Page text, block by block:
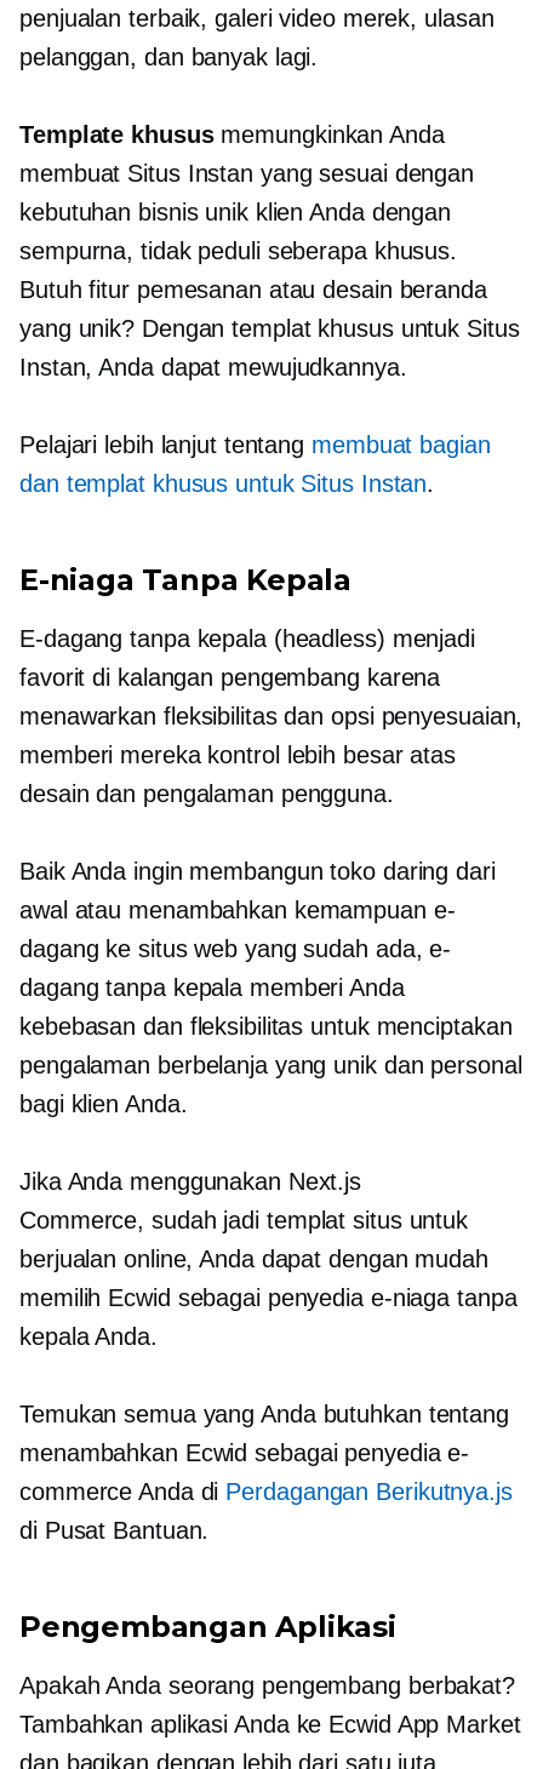
penjualan terbaik, galeri video merek, ulasan
pelanggan, dan banyak lagi.
Template khususmemungkinkan Anda
membuat Situs Instan yang sesuai dengan
kebutuhan bisnis unik klien Anda dengan
sempurna, tidak peduli seberapa khusus.
Butuh fitur pemesanan atau desain beranda
yang unik? Dengan templat khusus untuk Situs
Instan, Anda dapat mewujudkannya.
Pelajari lebih lanjut tentang membuat bagian
dan templat khusus untuk Situs Instan.
E-niaga Tanpa Kepala
E-dagang tanpa kepala (headless) menjadi
favorit di kalangan pengembang karena
menawarkan fleksibilitas dan opsi penyesuaian,
memberi mereka kontrol lebih besar atas
desain dan pengalaman pengguna.
Baik Anda ingin membangun toko daring dari
awal atau menambahkan kemampuan e-
dagang ke situs web yang sudah ada, e-
dagang tanpa kepala memberi Anda
kebebasan dan fleksibilitas untuk menciptakan
pengalaman berbelanja yang unik dan personal
bagi klien Anda.
Jika Anda menggunakan Next.js
Commerce,sudah jadi templat situs untuk
berjualan online, Anda dapat dengan mudah
memilih Ecwid sebagai penyedia e-niaga tanpa
kepala Anda.
Temukan semua yang Anda butuhkan tentang
menambahkan Ecwid sebagai penyedia e-
commerce Anda di Perdagangan Berikutnya.js
di Pusat Bantuan.
Pengembangan Aplikasi
Apakah Anda seorang pengembang berbakat?
Tambahkan aplikasi Anda ke Ecwid App Market
dan bagikan dengan lebih dari satu juta